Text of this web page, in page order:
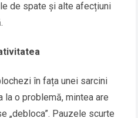
de spate și alte afecțiuni
în fața unei sarcini
o problemă, mintea are
„debloca”. Pauzele scurte